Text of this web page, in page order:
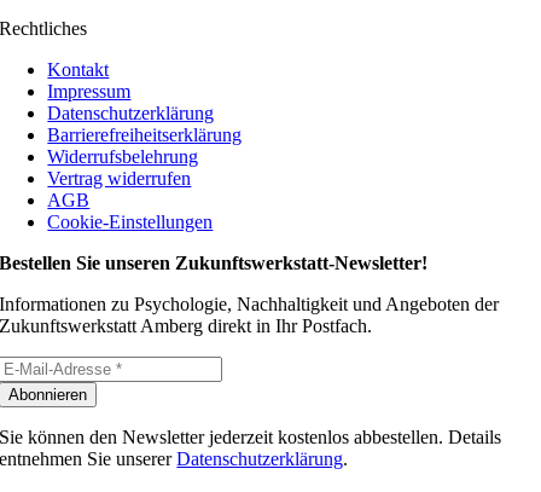
Rechtliches
Kontakt
Impressum
Datenschutzerklärung
Barrierefreiheitserklärung
Widerrufsbelehrung
Vertrag widerrufen
AGB
Cookie-Einstellungen
Bestellen Sie unseren Zukunfts­werk­statt-News­letter!
Informationen zu Psychologie, Nachhaltigkeit und Angeboten der
Zukunftswerkstatt Amberg direkt in Ihr Postfach.
Abonnieren
Sie können den Newsletter jederzeit kostenlos abbestellen. Details
entnehmen Sie unsererDatenschutzerklärung.